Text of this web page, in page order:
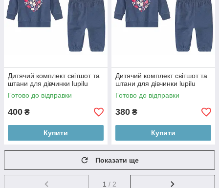
Дитячий комплект світшот та
штани для дівчинки lupilu
Готово до відправки
400 ₴
Купити
Дитячий комплект світшот та
штани для дівчинки lupilu
Готово до відправки
380 ₴
Купити
Показати ще
1 / 2